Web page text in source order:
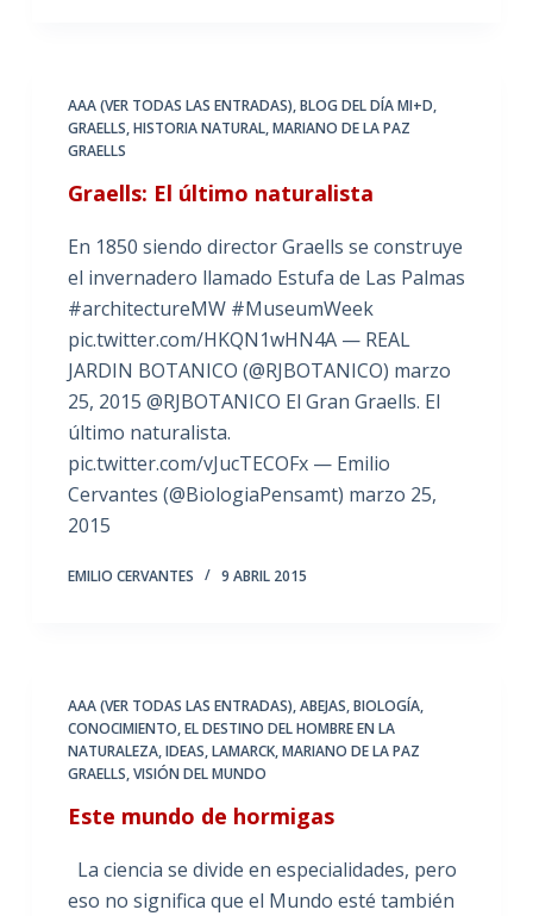
AAA (VER TODAS LAS ENTRADAS),BLOG DEL DÍA MI+D,
GRAELLS,HISTORIA NATURAL,MARIANO DE LA PAZ
GRAELLS
Graells: El último naturalista
En 1850 siendo director Graells se construye
el invernadero llamado Estufa de Las Palmas
#architectureMW #MuseumWeek
pic.twitter.com/HKQN1wHN4A — REAL
JARDIN BOTANICO (@RJBOTANICO) marzo
25, 2015 @RJBOTANICO El Gran Graells. El
último naturalista.
pic.twitter.com/vJucTECOFx — Emilio
Cervantes (@BiologiaPensamt) marzo 25,
2015
EMILIO CERVANTES 9 ABRIL 2015
AAA (VER TODAS LAS ENTRADAS),ABEJAS,BIOLOGÍA,
CONOCIMIENTO,EL DESTINO DEL HOMBRE EN LA
NATURALEZA,IDEAS,LAMARCK,MARIANO DE LA PAZ
GRAELLS,VISIÓN DEL MUNDO
Este mundo de hormigas
La ciencia se divide en especialidades, pero
eso no significa que el Mundo esté también